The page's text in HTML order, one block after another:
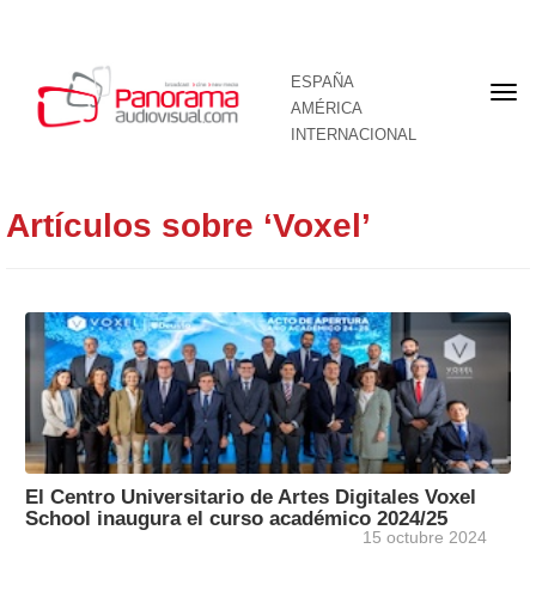
ESPAÑA
AMÉRICA
INTERNACIONAL
Artículos sobre ‘Voxel’
El Centro Universitario de Artes Digitales Voxel
School inaugura el curso académico 2024/25
15 octubre 2024